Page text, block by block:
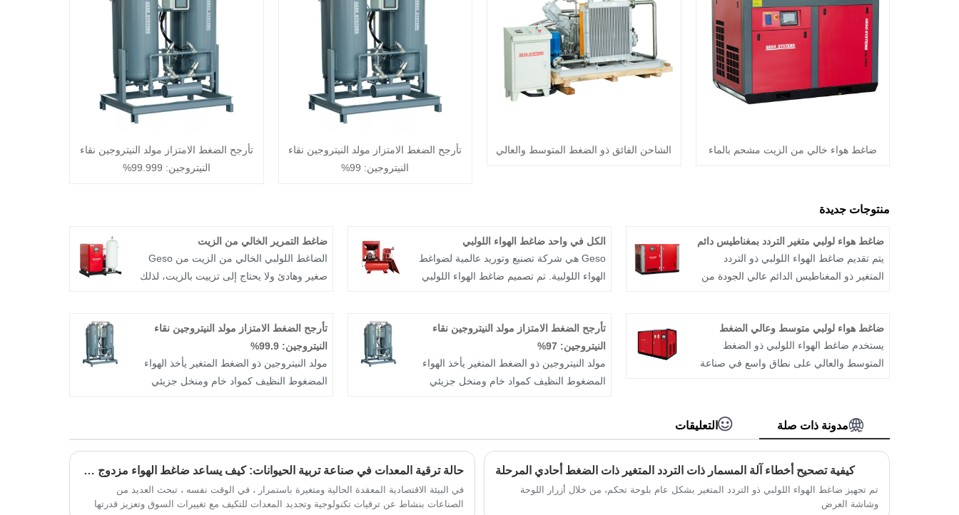
ضاغط هواء خالي من الزيت مشحم بالماء الشاحن الفائق ذو الضغط المتوسط ​​والعالي
تأرجح الضغط الامتزاز مولد النيتروجين نقاء
النيتروجين: 99%
تأرجح الضغط الامتزاز مولد النيتروجين نقاء
النيتروجين: 99.999%
منتوجات جديدة
ضاغط هواء لولبي متغير التردد بمغناطيس دائم
يتم تقديم ضاغط الهواء اللولبي ذو التردد
المتغير ذو المغناطيس الدائم عالي الجودة من
وتوريد عالمية لضواغط الهواء اللولبية. يمكن
تقسيم ضاغط الهواء اللولبي إلى ضاغط هواء
بتردد الطاقة وضاغط هواء بتحويل التردد
منخرطون في معدات نظام فصل الهواء
لسنوات عديدة، وملتزمون بالبحث وإنتاج
أنظمة ضواغط الهواء. يمكننا تخصيص المنتجات
غير القياسية والحصول على ميزة سعرية
جيدة. منتجاتنا تغطي العالم كله. ونحن نتطلع
إلى أن نكون شريكك على المدى الطويل.
الكل في واحد ضاغط الهواء اللولبي
Geso هي شركة تصنيع وتوريد عالمية لضواغط
الهواء اللولبية. تم تصميم ضاغط الهواء اللولبي
معدات نظام فصل الهواء لسنوات عديدة ونحن
ملتزمون بالبحث وإنتاج أنظمة ضواغط الهواء.
يمكننا تخصيص المنتجات غير القياسية
والحصول على ميزة سعرية جيدة. منتجاتنا
ضاغط التمرير الخالي من الزيت
الضاغط اللولبي الخالي من الزيت من Geso
صغير وهادئ ولا يحتاج إلى تزييت بالزيت، لذلك
شركة تصنيع وتوريد عالمية لضواغط الهواء
اللولبية. نحن منخرطون في معدات نظام
فصل الهواء لسنوات عديدة، وملتزمون بالبحث
وإنتاج أنظمة ضواغط الهواء. يمكننا تخصيص
نتطلع إلى أن نكون شريكك على المدى
الطويل.
ضاغط هواء لولبي متوسط ​​وعالي الضغط
يستخدم ضاغط الهواء اللولبي ذو الضغط
المتوسط ​​والعالي على نطاق واسع في صناعة
العسكرية، والصناعات الكيماوية، والبترول،
وصناعة نفخ الزجاجات PET/PP وما إلى ذلك.
في الوقت الحاضر، يتم استخدام معظم
ضواغط الهواء المكبسية الترددية المحلية
والدولية. والتي تتميز باهتزاز عالٍ، وضجيج
عالٍ، واستهلاك مرتفع للطاقة، وصعوبة
تأرجح الضغط الامتزاز مولد النيتروجين نقاء
النيتروجين: 97%
مولد النيتروجين ذو الضغط المتغير يأخذ الهواء
المضغوط النظيف كمواد خام ومنخل جزيئي
امتصاص الأكسجين والنيتروجين في الهواء
على سطح المنخل الجزيئي للكربون ومعدل
انتشار الأكسجين والنيتروجين في المنخل
الجزيئي للكربون، فإن فتح وإغلاق وحدة
تأرجح الضغط الامتزاز مولد النيتروجين نقاء
النيتروجين: 99.9%
مولد النيتروجين ذو الضغط المتغير يأخذ الهواء
المضغوط النظيف كمواد خام ومنخل جزيئي
امتصاص الأكسجين والنيتروجين في الهواء
على سطح المنخل الجزيئي للكربون ومعدل
انتشار الأكسجين والنيتروجين في المنخل
الجزيئي للكربون، فإن فتح وإغلاق وحدة
مدونة ذات صلة التعليقات
كيفية تصحيح أخطاء آلة المسمار ذات التردد المتغير ذات الضغط أحادي المرحلة
تم تجهيز ضاغط الهواء اللولبي ذو التردد المتغير بشكل عام بلوحة تحكم، من خلال أزرار اللوحة
وشاشة العرض
حالة ترقية المعدات في صناعة تربية الحيوانات: كيف يساعد ضاغط الهواء مزدوج (90 كيلو وات) مؤسسات على تحقيق إنتاج فعال وتوفير الطاقة؟
في البيئة الاقتصادية المعقدة الحالية ومتغيرة باستمرار ، في الوقت نفسه ، تبحث العديد من
الصناعات بنشاط عن ترقيات تكنولوجية وتجديد المعدات للتكيف مع تغييرات السوق وتعزيز قدرتها